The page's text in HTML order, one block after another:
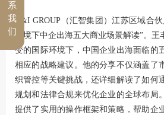
U&I GROUP（汇智集团）江苏区域合伙
环境下中企出海五大商业场景解读”。王
变的国际环境下，中国企业出海面临的
相应的战略建议。他的分享不仅涵盖了
织管控等关键挑战，还详细解读了如何
规划和法律合规来优化企业的全球布局
提供了实用的操作框架和策略，帮助企
系
我
们